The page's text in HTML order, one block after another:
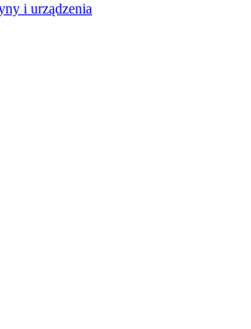
i urządzenia